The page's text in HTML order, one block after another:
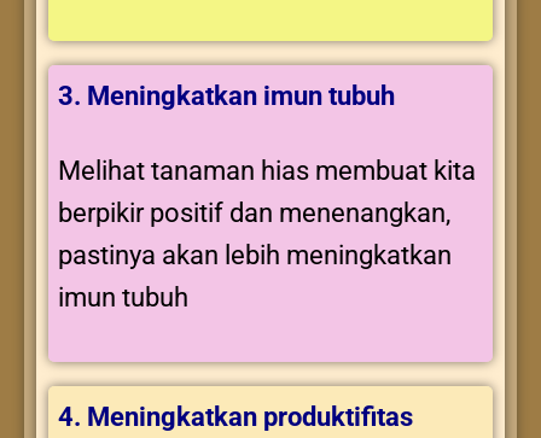
3. Meningkatkan imun tubuh
Melihat tanaman hias membuat kita
berpikir positif dan menenangkan,
pastinya akan lebih meningkatkan
imun tubuh
4. Meningkatkan produktifitas